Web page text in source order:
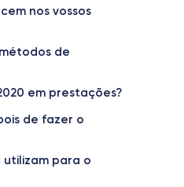
2.65 GHz
Caméra Frontale
Oui, minimum 18W
nos vossos
de
em prestações?
de fazer o
para o